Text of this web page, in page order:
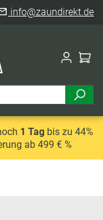
info@zaundirekt.de
1 Tagbis zu 44%
ab 499 € %